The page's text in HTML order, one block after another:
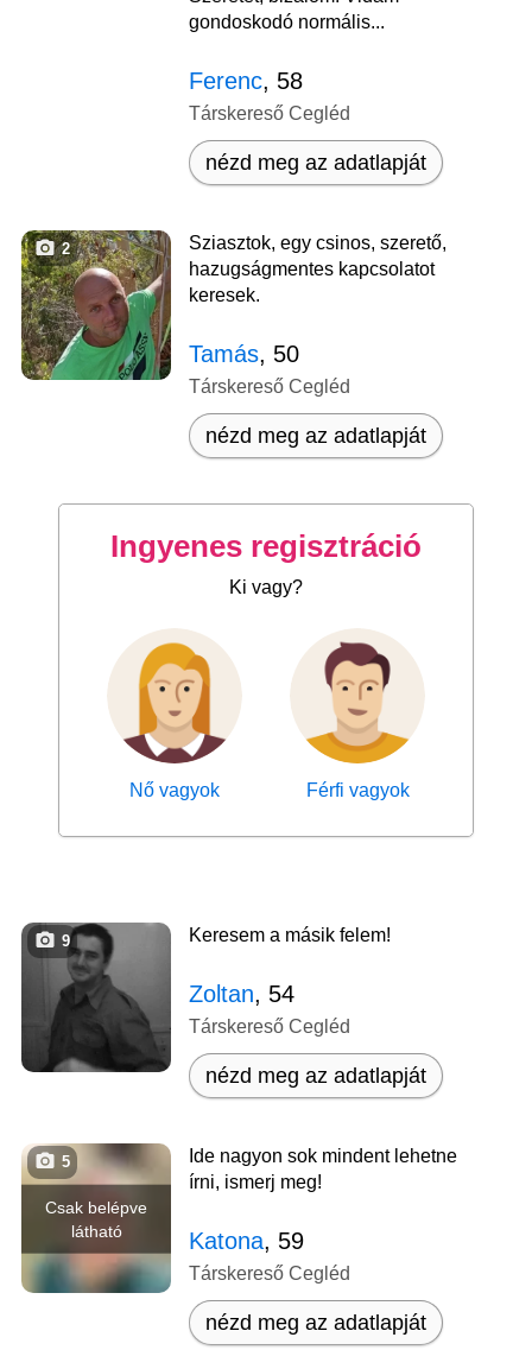
gondoskodó normális...
Ferenc, 58
Társkereső Cegléd
nézd meg az adatlapját
2
Sziasztok, egy csinos, szerető,
hazugságmentes kapcsolatot
keresek.
Tamás, 50
Társkereső Cegléd
nézd meg az adatlapját
Ingyenes regisztráció
Ki vagy?
Nő vagyok Férfi vagyok
9 Keresem a másik felem!
Zoltan, 54
Társkereső Cegléd
nézd meg az adatlapját
Csak belépve
látható
5
Ide nagyon sok mindent lehetne
írni, ismerj meg!
Katona, 59
Társkereső Cegléd
nézd meg az adatlapját